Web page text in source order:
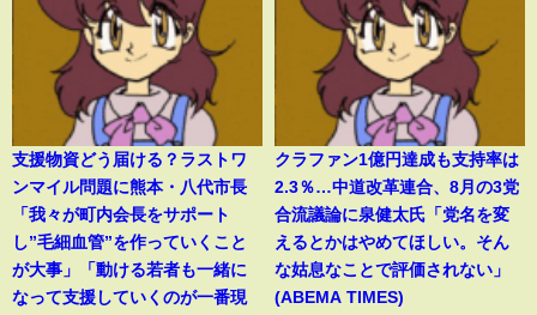
支援物資どう届ける？ラストワ
ンマイル問題に熊本・八代市長
「我々が町内会長をサポート
し”毛細血管”を作っていくこと
が大事」「動ける若者も一緒に
なって支援していくのが一番現
クラファン1億円達成も支持率は
2.3％…中道改革連合、8月の3党
合流議論に泉健太氏「党名を変
えるとかはやめてほしい。そん
な姑息なことで評価されない」
(ABEMA TIMES)